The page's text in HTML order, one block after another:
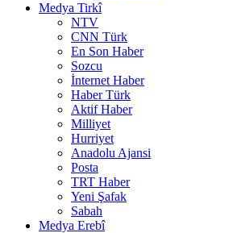
Medya Tirkî
NTV
CNN Türk
En Son Haber
Sozcu
İnternet Haber
Haber Türk
Aktif Haber
Milliyet
Hurriyet
Anadolu Ajansi
Posta
TRT Haber
Yeni Şafak
Sabah
Medya Erebî